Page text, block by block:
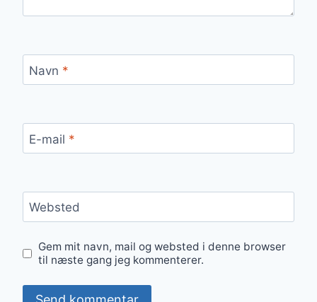
Navn *
E-mail *
Websted
Gem mit navn, mail og websted i denne browser
til næste gang jeg kommenterer.